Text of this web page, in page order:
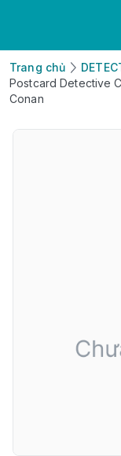
Trang chủ
Postcard Detective
Conan